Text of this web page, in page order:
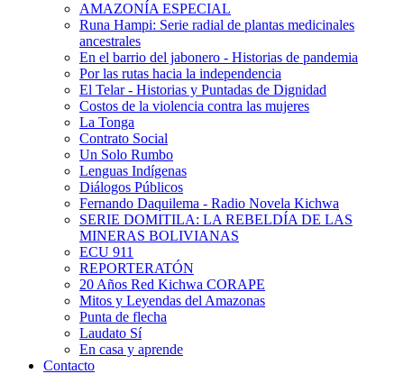
AMAZONÍA ESPECIAL
Runa Hampi: Serie radial de plantas medicinales
ancestrales
En el barrio del jabonero - Historias de pandemia
Por las rutas hacia la independencia
El Telar - Historias y Puntadas de Dignidad
Costos de la violencia contra las mujeres
La Tonga
Contrato Social
Un Solo Rumbo
Lenguas Indígenas
Diálogos Públicos
Fernando Daquilema - Radio Novela Kichwa
SERIE DOMITILA: LA REBELDÍA DE LAS
MINERAS BOLIVIANAS
ECU 911
REPORTERATÓN
20 Años Red Kichwa CORAPE
Mitos y Leyendas del Amazonas
Punta de flecha
Laudato Sí
En casa y aprende
Contacto